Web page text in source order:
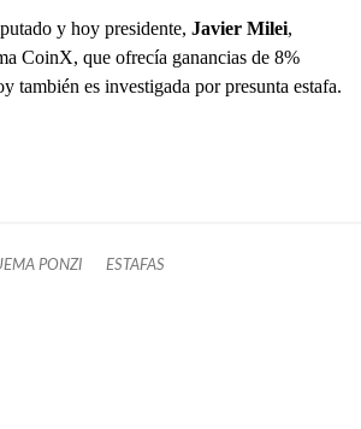
y hoy presidente, Javier Milei,
CoinX, que ofrecía ganancias de 8%
también es investigada por presunta estafa.
PONZI ESTAFAS